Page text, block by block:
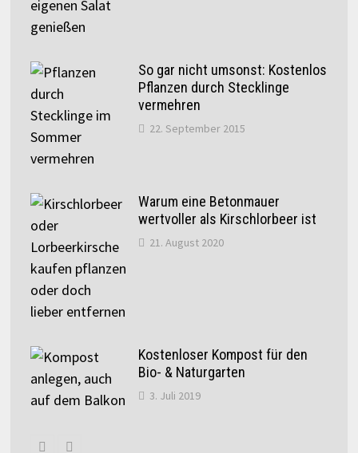
So gar nicht umsonst: Kostenlos
Pflanzen durch Stecklinge
vermehren
22. September 2015
Warum eine Betonmauer
wertvoller als Kirschlorbeer ist
21. August 2020
Kostenloser Kompost für den
Bio- & Naturgarten
3. Juli 2019